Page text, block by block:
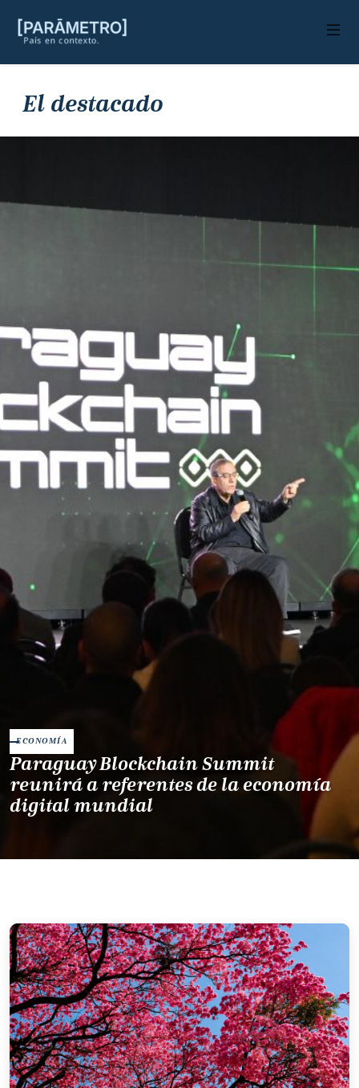
El destacado
ECONOMÍA
Paraguay Blockchain Summit
reunirá a referentes de la economía
digital mundial